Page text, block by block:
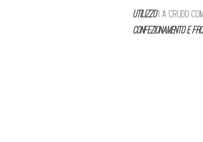
UTILIZZO| A crudo
CONFEZIONAMENTO e